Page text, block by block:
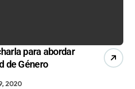
para abordar
de Género
2020